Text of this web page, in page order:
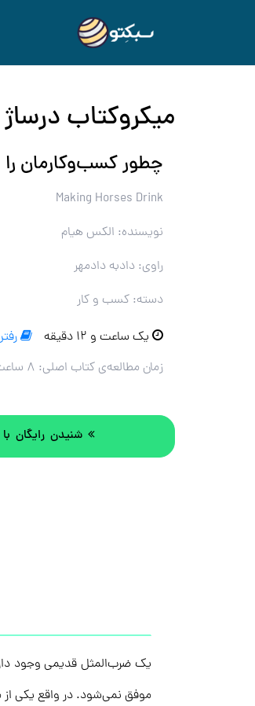
میکروکتاب
چطور کسب‌وکارمان
Making Horses Drink
نویسنده: الکس هیام
راوی: دادبه دادمهر
دسته: کسب و کار
یک ساعت و ۱۲ دقیقه
زمان مطالعه‌ی کتاب اصلی: ۸ ساعت
شنیدن رایگان
یک ضرب‌المثل قدیمی وجود
موفق نمی‌شود. در واقع یکی از